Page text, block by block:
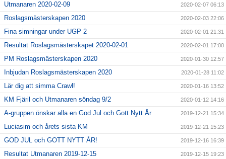
Utmanaren 2020-02-09 2020-02-07 06:13
Roslagsmästerskapen 2020 2020-02-03 22:06
Fina simningar under UGP 2 2020-02-01 21:31
Resultat Roslagsmästerskapet 2020-02-01 2020-02-01 17:00
PM Roslagsmästerskapen 2020 2020-01-30 12:57
Inbjudan Roslagsmästerskapen 2020 2020-01-28 11:02
Lär dig att simma Crawl! 2020-01-16 13:52
KM Fjäril och Utmanaren söndag 9/2 2020-01-12 14:16
A-gruppen önskar alla en God Jul och Gott Nytt År 2019-12-21 15:34
Luciasim och årets sista KM 2019-12-21 15:23
GOD JUL och GOTT NYTT ÅR! 2019-12-16 16:39
Resultat Utmanaren 2019-12-15 2019-12-15 19:23